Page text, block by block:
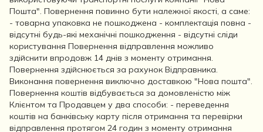
Пошта". Повернення повинно бути належної якості, а саме:
- товарна упаковка не пошкоджена - комплектація повна -
відсутні будь-які механічні пошкодження - відсутні сліди
користування Повернення відправлення можливо
здійснити впродовж 14 днів з моменту отримання.
Повернення здійснюється за рахунок Відправника.
Виконання повернення виключно доставкою "Нова пошта".
Повернення коштів відбувається за домовленістю між
Клієнтом та Продавцем у два способи: - переведення
коштів на банківську карту після отримання та перевірки
відправлення протягом 24 годин з моменту отримання